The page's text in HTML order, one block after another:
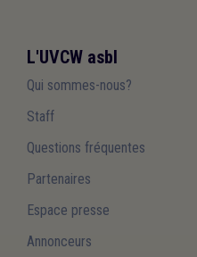
L'UVCW asbl
Qui sommes-nous?
Staff
Questions fréquentes
Partenaires
Espace presse
Annonceurs